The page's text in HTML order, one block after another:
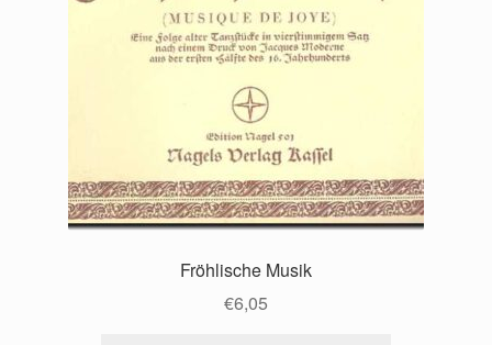
Fröhlische Musik
€6,05